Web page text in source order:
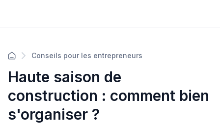
Conseils pour les entrepreneurs
Haute saison de
construction : comment bien
s'organiser ?